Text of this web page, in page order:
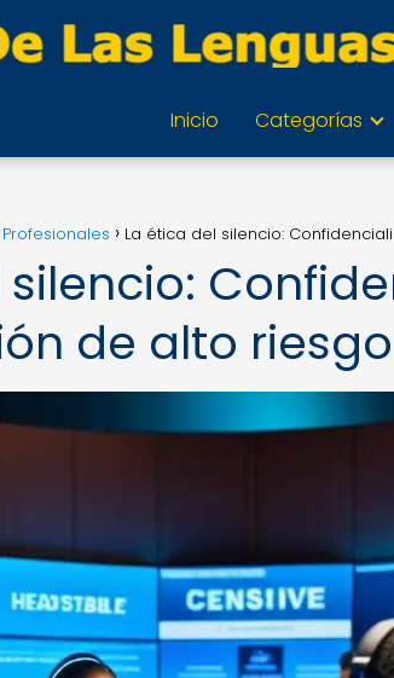
Inicio Categorías
La ética del silencio:
silencio:
de alto riesgo